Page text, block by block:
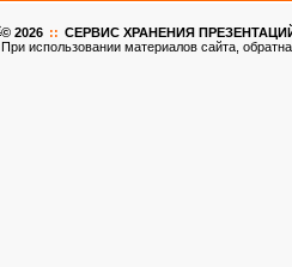
© 2026 :: CЕРВИС ХРАНЕНИЯ ПРЕЗЕНТАЦИЙ
При использовании материалов сайта,